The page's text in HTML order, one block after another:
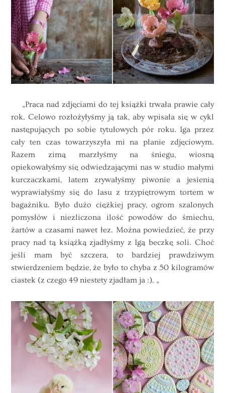
„Praca nad zdjęciami do tej książki trwała prawie cały
rok. Celowo rozłożyłyśmy ją tak, aby wpisała się w cykl
następujących po sobie tytułowych pór roku. Iga przez
cały ten czas towarzyszyła mi na planie zdjęciowym.
Razem zimą marzłyśmy na śniegu, wiosną
opiekowałyśmy się odwiedzającymi nas w studio małymi
kurczaczkami, latem zrywałyśmy piwonie a jesienią
wyprawiałyśmy się do lasu z trzypiętrowym tortem w
bagażniku. Było dużo ciężkiej pracy, ogrom szalonych
pomysłów i niezliczona ilość powodówdo śmiechu,
żartów a czasami nawet łez. Można powiedzieć, że przy
pracy nad tą książką zjadłyśmy z Igą beczkę soli. Choć
jeśli mam być szczera, to bardziej prawdziwym
stwierdzeniem będzie, że było to chyba z 50 kilogramów
ciastek (z czego 49 niestety zjadłam ja :). „